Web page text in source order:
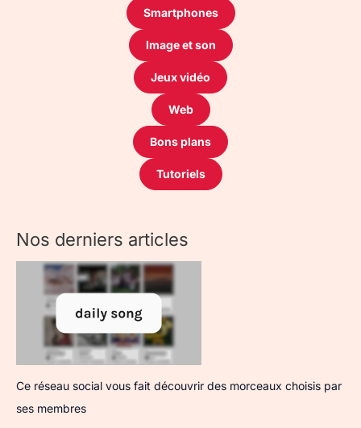
Smartphones
Image et son
Jeux vidéo
Web
Bons plans
Tutoriels
Nos derniers articles
Ce réseau social vous fait découvrir des morceaux choisis par
ses membres